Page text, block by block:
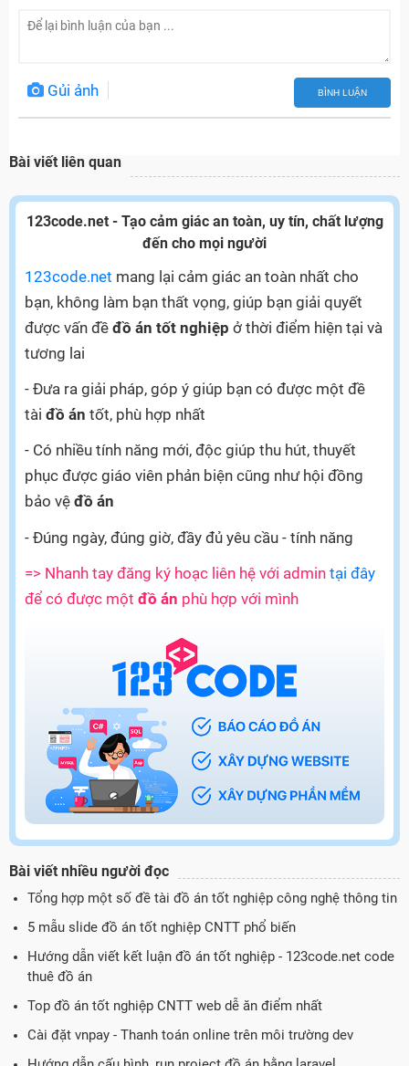
Gủi ảnh BÌNH LUẬN
Bài viết liên quan
123code.net - Tạo cảm giác an toàn, uy tín, chất lượng
đến cho mọi người
123code.net mang lại cảm giác an toàn nhất cho
bạn, không làm bạn thất vọng, giúp bạn giải quyết
được vấn đề đồ án tốt nghiệp ở thời điểm hiện tại và
tương lai
- Đưa ra giải pháp, góp ý giúp bạn có được một đề
tài đồ án tốt, phù hợp nhất
- Có nhiều tính năng mới, độc giúp thu hút, thuyết
phục được giáo viên phản biện cũng như hội đồng
bảo vệ đồ án
- Đúng ngày, đúng giờ, đầy đủ yêu cầu - tính năng
=> Nhanh tay đăng ký hoạc liên hệ với admin tại đây
để có được một đồ án phù hợp với mình
Bài viết nhiều người đọc
Tổng hợp một số đề tài đồ án tốt nghiệp công nghệ thông tin
5 mẫu slide đồ án tốt nghiệp CNTT phổ biến
Hướng dẫn viết kết luận đồ án tốt nghiệp - 123code.net code
thuê đồ án
Top đồ án tốt nghiệp CNTT web dễ ăn điểm nhất
Cài đặt vnpay - Thanh toán online trên môi trường dev